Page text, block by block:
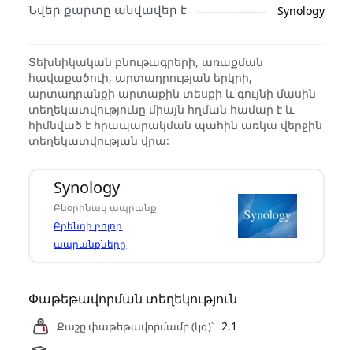
Նվեր քարտը անվավեր է Synology
Տեխնիկական բնութագրերի, առաքման
հավաքածուի, արտադրության երկրի,
արտադրանքի արտաքին տեսքի և գույնի մասին
տեղեկատվությունը միայն հղման համար է և
հիմնված է հրապարակման պահին առկա վերջին
տեղեկատվության վրա:
Synology
Բնօրինակ ապրանք
Բրենդի բոլոր
ապրանքները
Փաթեթավորման տեղեկություն
Քաշը փաթեթավորմամբ (կգ)՝ 2.1